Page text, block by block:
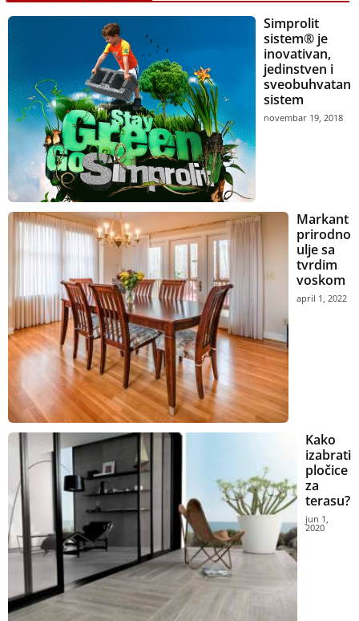
Simprolit
sistem® je
inovativan,
jedinstven i
sveobuhvatan
sistem
novembar 19, 2018
Markant
prirodno
ulje sa
tvrdim
voskom
april 1, 2022
Kako
izabrati
pločice
za
terasu?
jun 1,
2020